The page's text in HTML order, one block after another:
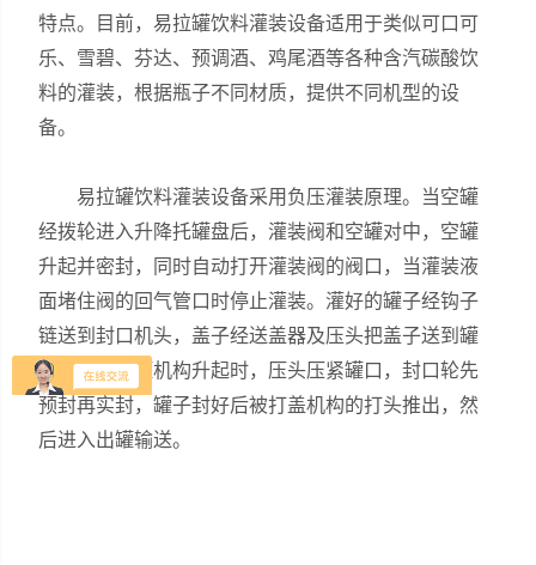
特点。目前，易拉罐饮料灌装设备适用于类似可口可
乐、雪碧、芬达、预调酒、鸡尾酒等各种含汽碳酸饮
料的灌装，根据瓶子不同材质，提供不同机型的设
备。
易拉罐饮料灌装设备采用负压灌装原理。当空罐
经拨轮进入升降托罐盘后，灌装阀和空罐对中，空罐
升起并密封，同时自动打开灌装阀的阀口，当灌装液
面堵住阀的回气管口时停止灌装。灌好的罐子经钩子
链送到封口机头，盖子经送盖器及压头把盖子送到罐
口上，当托罐机构升起时，压头压紧罐口，封口轮先
预封再实封，罐子封好后被打盖机构的打头推出，然
后进入出罐输送。